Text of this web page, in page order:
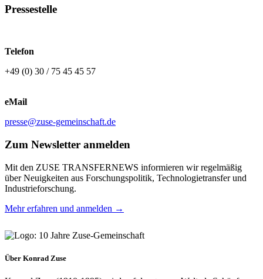
Pressestelle
Telefon
+49 (0) 30 / 75 45 45 57
eMail
presse@zuse-gemeinschaft.de
Zum Newsletter anmelden
Mit den ZUSE TRANSFERNEWS informieren wir regelmäßig
über Neuigkeiten aus Forschungspolitik, Technologietransfer und
Industrieforschung.
Mehr erfahren und anmelden →
Über Konrad Zuse